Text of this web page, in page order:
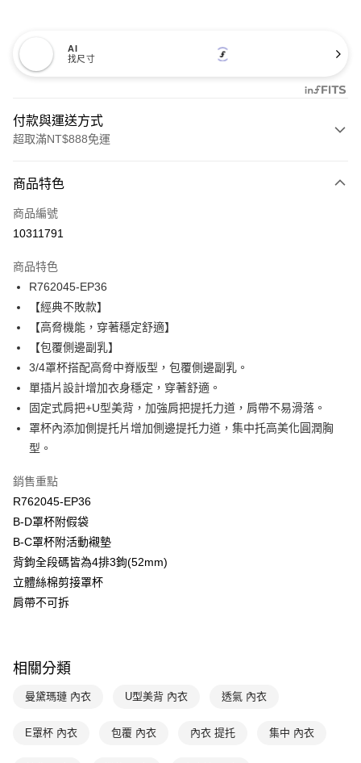
AI
找尺寸
付款與運送方式
超取滿NT$888免運
信用卡一次付款
信用卡分期付款
合作金庫商業銀行
華南商業銀行
上海商業儲蓄銀行
國泰世華商業銀行
臺灣中小企業銀行
匯豐（台灣）商業銀行
華泰商業銀行
聯邦商業銀行
遠東國際商業銀行
元大商業銀行
永豐商業銀行
玉山商業銀行
星展（台灣）商業銀行
台新國際商業銀行
中國信託商業銀行
台灣樂天信用卡公司
LINE Pay
Apple Pay
悠遊付
AFTEE先享後付
相關說明
AFTEE先享後付是「在收到商品之後才付款」的支付方式。 讓您購物簡單
便利好安心！
２．便利：只要手機號碼，簡訊認證，即可結帳。
３．安心：先確認商品／服務後，再付款。
【「AFTEE先享後付」結帳流程】
１．於結帳方式選擇「AFTEE先享後付」後，將跳轉至「AFTEE先享後付」
結帳頁面，進行簡訊認證並確認金額後，即可完成結帳。
購買商品的店家。未經商家同意取消之訂單仍視為有效，需透過AFTEE先享
※ 交易是否成功請以「AFTEE先享後付 」之結帳頁面顯示為準，若有關於
客戶支援中心」
https://netprotections.freshdesk.com/support/home
ATM付款
運送方式
全家取貨付款$888免運-以PackAge+配客嘉循環箱包裝寄出
每筆NT$90，滿NT$888(含以上)免運費
付款後全家取貨$888免運-以PackAge+配客嘉循環箱包裝寄出
每筆NT$90，滿NT$1,000(含以上)免運費
付款後萊爾富取貨
商品特色
商品編號
10311791
商品特色
R762045-EP36
【經典不敗款】
【高脅機能，穿著穩定舒適】
【包覆側邊副乳】
3/4罩杯搭配高脅中脊版型，包覆側邊副乳。
單插片設計增加衣身穩定，穿著舒適。
固定式肩把+U型美背，加強肩把提托力道，肩帶不易滑落。
罩杯內添加側提托片增加側邊提托力道，集中托高美化圓潤胸
型。
銷售重點
R762045-EP36
B-D罩杯附假袋
B-C罩杯附活動襯墊
背鉤全段碼皆為4排3鉤(52mm)
立體絲棉剪接罩杯
肩帶不可拆
相關分類
曼黛瑪璉 內衣 U型美背 內衣 透氣 內衣
E罩杯 內衣 包覆 內衣 內衣 提托 集中 內衣